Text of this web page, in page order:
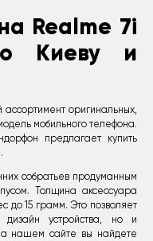
Realme 7i
Киеву и
оригинальных,
мобильного телефона.
предлагает купить
собратьев продуманным
Толщина аксессуара
до 15 грамм. Это позволяет
дизайн устройства, но и
нашем сайте вы найдете